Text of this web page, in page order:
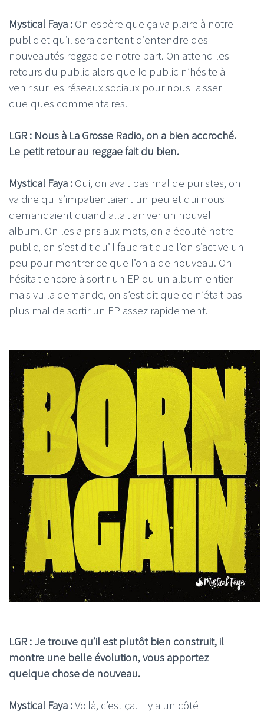
Mystical Faya : On espère que ça va plaire à notre
public et qu’il sera content d’entendre des
nouveautés reggae de notre part. On attend les
retours du public alors que le public n’hésite à
venir sur les réseaux sociaux pour nous laisser
quelques commentaires.
LGR : Nous à La Grosse Radio, on a bien accroché.
Le petit retour au reggae fait du bien.
Mystical Faya : Oui, on avait pas mal de puristes, on
va dire qui s’impatientaient un peu et qui nous
demandaient quand allait arriver un nouvel
album. On les a pris aux mots, on a écouté notre
public, on s’est dit qu’il faudrait que l’on s’active un
peu pour montrer ce que l’on a de nouveau. On
hésitait encore à sortir un EP ou un album entier
mais vu la demande, on s’est dit que ce n’était pas
plus mal de sortir un EP assez rapidement.
LGR : Je trouve qu’il est plutôt bien construit, il
montre une belle évolution, vous apportez
quelque chose de nouveau.
Mystical Faya :Voilà, c’est ça. Il y a un côté